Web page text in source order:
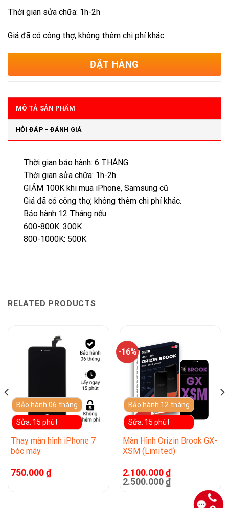
Thời gian sửa chữa: 1h-2h
Giá đã có công thợ, không thêm chi phí khác.
ĐẶT HÀNG
MÔ TẢ SẢN PHẨM
HỎI ĐÁP - ĐÁNH GIÁ
Thời gian bảo hành: 6 THÁNG.
Thời gian sửa chữa: 1h-2h
GIẢM 100K khi mua iPhone, Samsung cũ
Giá đã có công thợ, không thêm chi phí khác.
Bảo hành 12 Tháng nếu:
600-800K: 300K
800-1000K: 500K
RELATED PRODUCTS
Bảo hành 06 tháng
Sửa: 15 phút
Thay màn hình iPhone 7
bóc máy
750.000₫
-16%
Bảo hành 12 tháng
Sửa: 15 phút
Màn Hình Orizin Brook GX-
XSM (Limited)
2.100.000₫
2.500.000₫